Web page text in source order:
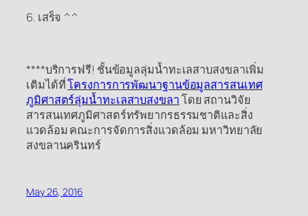
6. เสร็จ ^^
****บริการฟรี! ชั้นข้อมูลลุ่มน้ำทะเลสาบสงขลาเพิ่ม
เติมได้ที่โครงการการพัฒนาฐานข้อมูลสารสนเทศ
ภูมิศาสตร์ลุ่มน้ำทะเลสาบสงขลาโดย สถานวิจัย
สารสนเทศภูมิศาสตร์ทรัพยากรธรรมชาติและสิ่ง
แวดล้อม คณะการจัดการสิ่งแวดล้อม มหาวิทยาลัย
สงขลานครินทร์
May 26, 2016